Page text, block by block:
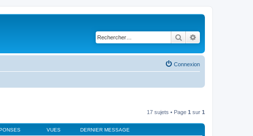
Rechercher
Connexion
17 sujets • Page 1 sur 1
VUES DERNIER MESSAGE